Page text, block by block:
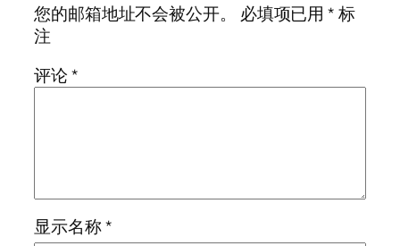
您的邮箱地址不会被公开。
必填项已用*标
注
评论*
显示名称*